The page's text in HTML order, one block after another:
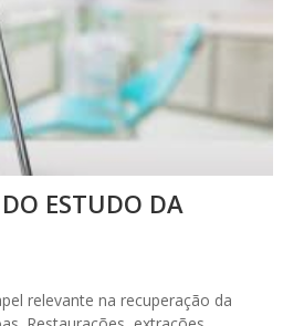
ESTUDO DA
relevante na recuperação da